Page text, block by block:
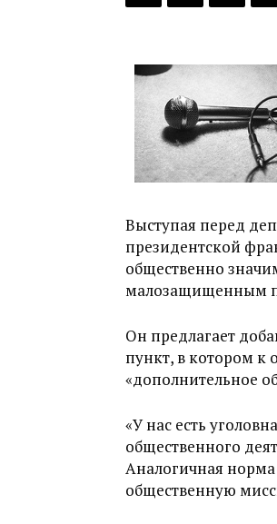
Выступая перед
президентской
общественно
малозащищенным
Он предлагает
пункт, в котором к
«дополнительное
«У нас есть
общественного
Аналогичная
общественную